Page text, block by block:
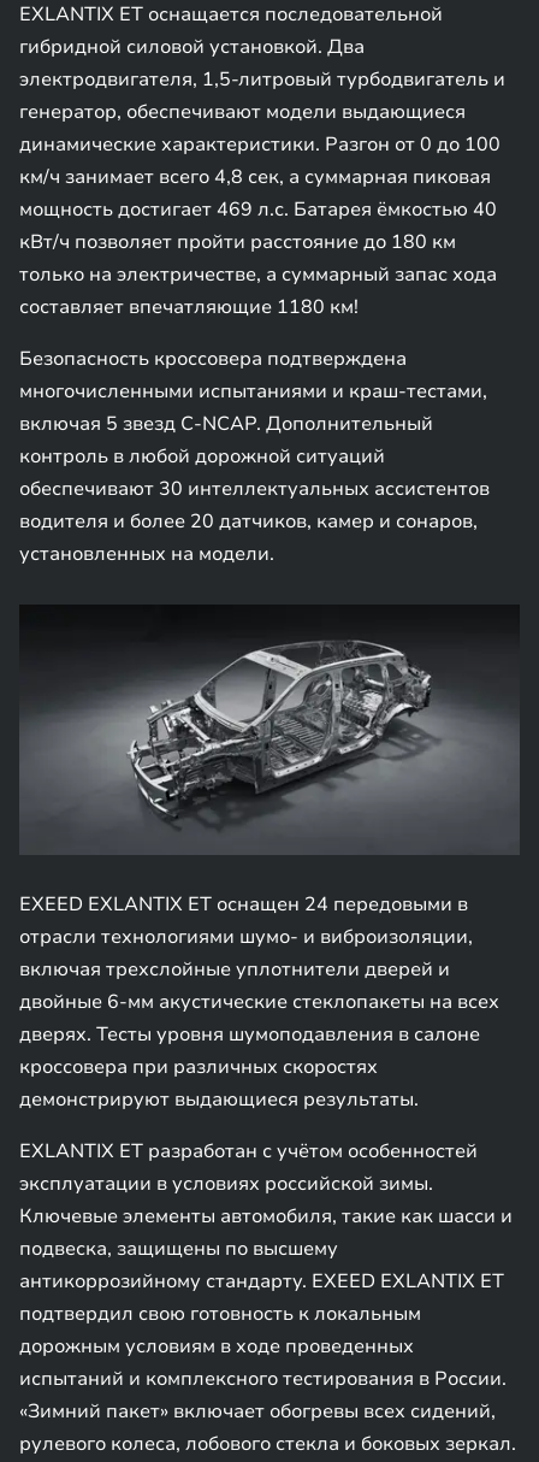
EXLANTIX ET оснащается последовательной
гибридной силовой установкой. Два
электродвигателя, 1,5-литровый турбодвигатель и
генератор, обеспечивают модели выдающиеся
динамические характеристики. Разгон от 0 до 100
км/ч занимает всего 4,8 сек, а суммарная пиковая
мощность достигает 469 л.с. Батарея ёмкостью 40
кВт/ч позволяет пройти расстояние до 180 км
только на электричестве, а суммарный запас хода
составляет впечатляющие 1180 км!
Безопасность кроссовера подтверждена
многочисленными испытаниями и краш-тестами,
включая 5 звезд C-NCAP. Дополнительный
контроль в любой дорожной ситуаций
обеспечивают 30 интеллектуальных ассистентов
водителя и более 20 датчиков, камер и сонаров,
установленных на модели.
EXEED EXLANTIX ET оснащен 24 передовыми в
отрасли технологиями шумо- и виброизоляции,
включая трехслойные уплотнители дверей и
двойные 6-мм акустические стеклопакеты на всех
дверях. Тесты уровня шумоподавления в салоне
кроссовера при различных скоростях
демонстрируют выдающиеся результаты.
EXLANTIX ET разработан с учётом особенностей
эксплуатации в условиях российской зимы.
Ключевые элементы автомобиля, такие как шасси и
подвеска, защищены по высшему
антикоррозийному стандарту. EXEED EXLANTIX ET
подтвердил свою готовность к локальным
дорожным условиям в ходе проведенных
испытаний и комплексного тестирования в России.
«Зимний пакет» включает обогревы всех сидений,
рулевого колеса, лобового стекла и боковых зеркал.